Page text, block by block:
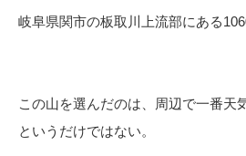
岐阜県関市の板取川上流部にある
この山を選んだのは、周辺で一番天
というだけではない。